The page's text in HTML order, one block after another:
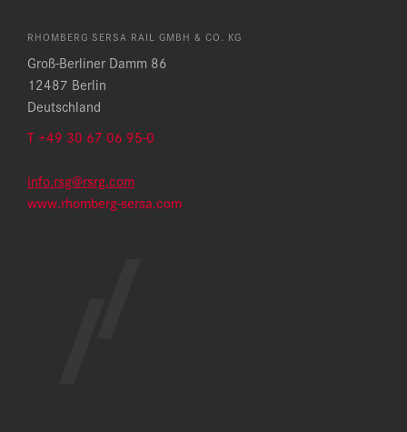
RHOMBERG SERSA RAIL GMBH & CO. KG
Groß-Berliner Damm 86
12487 Berlin
Deutschland
T+49 30 67 06 95-0
info.rsg@rsrg.com
www.rhomberg-sersa.com